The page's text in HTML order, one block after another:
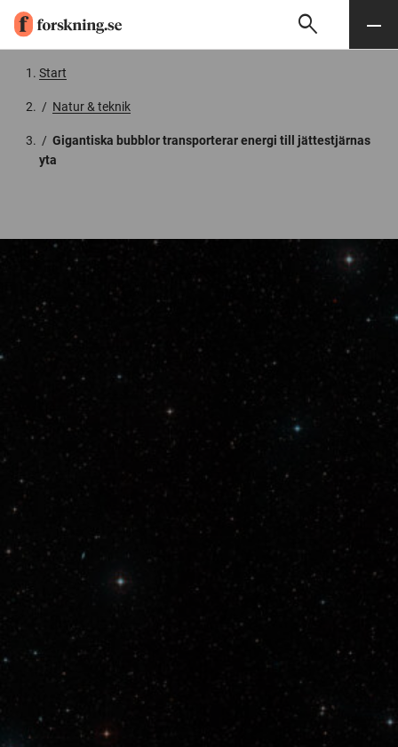
Söksearch Meny
Start
/ Natur & teknik
/ Gigantiska bubblor transporterar energi till jättestjärnas
yta